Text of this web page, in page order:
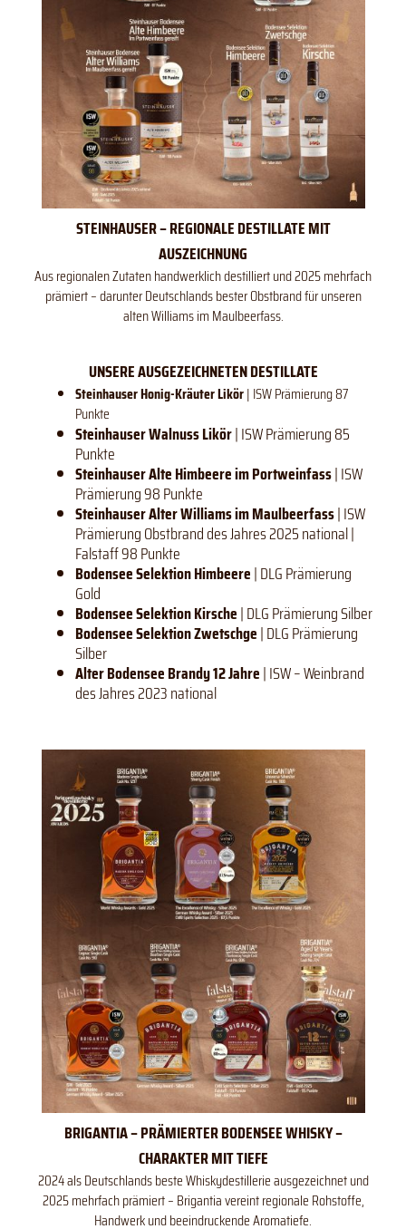
STEINHAUSER – REGIONALE DESTILLATE MIT
AUSZEICHNUNG
Aus regionalen Zutaten handwerklich destilliert und 2025 mehrfach
prämiert – darunter Deutschlands bester Obstbrand für unseren
alten Williams im Maulbeerfass.
UNSERE AUSGEZEICHNETEN DESTILLATE
Steinhauser Honig-Kräuter Likör| ISW Prämierung 87
Punkte
Steinhauser Walnuss Likör| ISW Prämierung 85
Punkte
Steinhauser Alte Himbeere im Portweinfass| ISW
Prämierung 98 Punkte
Steinhauser Alter Williams im Maulbeerfass| ISW
Prämierung Obstbrand des Jahres 2025 national |
Falstaff 98 Punkte
Bodensee Selektion Himbeere| DLG Prämierung
Gold
Bodensee Selektion Kirsche| DLG Prämierung Silber
Bodensee Selektion Zwetschge| DLG Prämierung
Silber
Alter Bodensee Brandy 12 Jahre| ISW – Weinbrand
des Jahres 2023 national
BRIGANTIA – PRÄMIERTER BODENSEE WHISKY –
CHARAKTER MIT TIEFE
2024 als Deutschlands beste Whiskydestillerie ausgezeichnet und
2025 mehrfach prämiert – Brigantia vereint regionale Rohstoffe,
Handwerk und beeindruckende Aromatiefe.